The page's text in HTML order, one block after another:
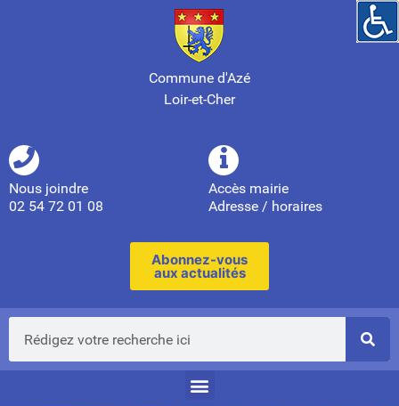
Commune d'Azé
Loir-et-Cher
Nous joindre
02 54 72 01 08
Accès mairie
Adresse / horaires
Abonnez-vous
aux actualités